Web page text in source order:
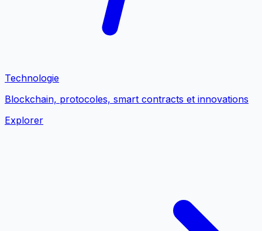
Technologie
Blockchain, protocoles, smart contracts et innovations
Explorer